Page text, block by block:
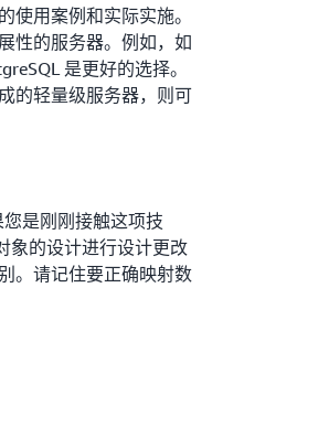
使用案例和实际实施。
性的服务器。例如，如
是更好的选择。
的轻量级服务器，则可
是刚刚接触这项技
象的设计进行设计更改
。请记住要正确映射数